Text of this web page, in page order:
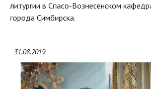
литургии в Спасо-Вознесенском
города Симбирска.
31.08.2019